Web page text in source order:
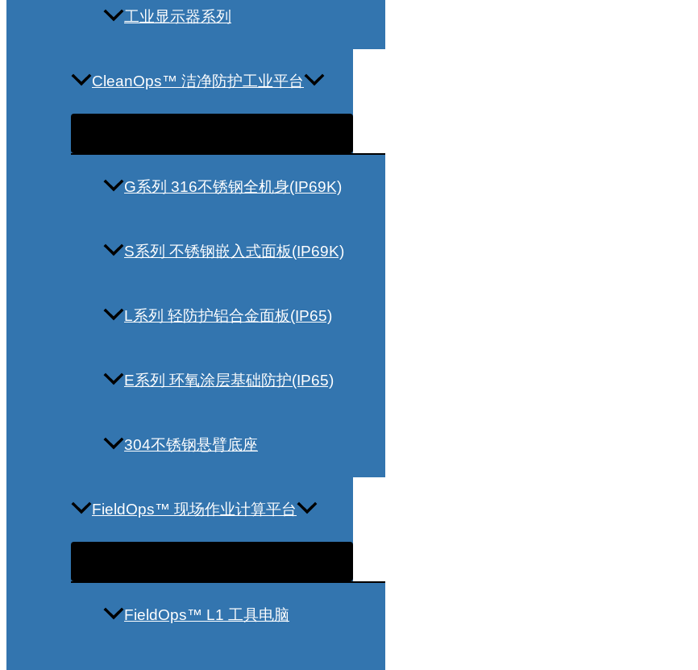
工业显示器系列
CleanOps™ 洁净防护工业平台
G系列 316不锈钢全机身(IP69K)
S系列 不锈钢嵌入式面板(IP69K)
L系列 轻防护铝合金面板(IP65)
E系列 环氧涂层基础防护(IP65)
304不锈钢悬臂底座
FieldOps™ 现场作业计算平台
FieldOps™ L1 工具电脑